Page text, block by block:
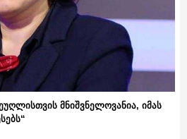
მნიშვნელოვანია, იმას